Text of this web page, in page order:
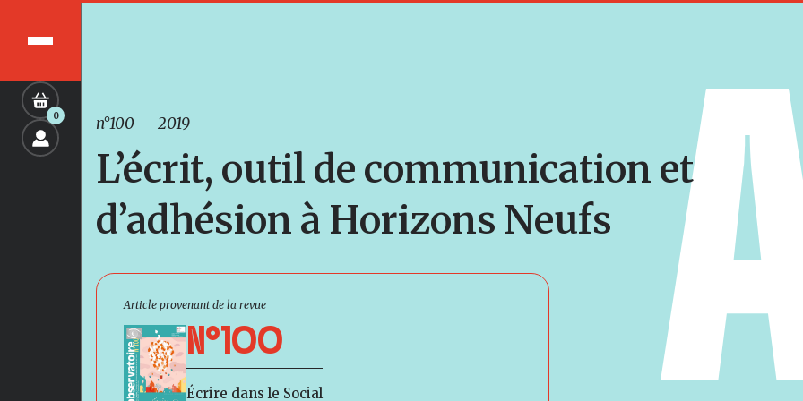
0 n°100 —2019
L’écrit, outil de communication et
d’adhésion à Horizons Neufs
Article provenant de la revue
N°100
Écrire dans le Social